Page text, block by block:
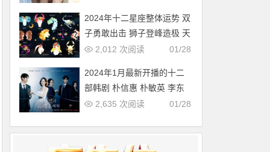
2024年十二星座整体运势 双
子勇敢出击 狮子登峰造极 天
蝎适者生存 摩羯脱胎换骨01/28
2,012 次阅读
2024年1月最新开播的十二
部韩剧 朴信惠 朴敏英 李东
旭新剧必追
01/28
2,635 次阅读